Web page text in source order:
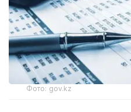
Фото: gov.kz